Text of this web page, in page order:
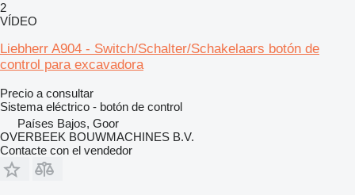
2
VÍDEO
Liebherr A904 - Switch/Schalter/Schakelaars botón de
control para excavadora
Precio a consultar
Sistema eléctrico - botón de control
Países Bajos, Goor
OVERBEEK BOUWMACHINES B.V.
Contacte con el vendedor